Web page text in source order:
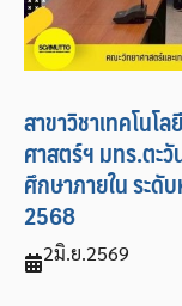
สาขาวิชาเทคโนโ
ศาสตร์ฯ มทร.ตะ
ศึกษาภายใน ระดั
2568
2มิ.ย.2569